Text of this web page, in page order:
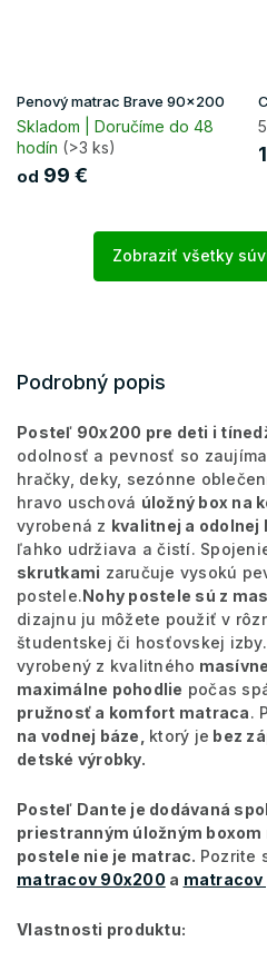
Penový matrac Brave 90x200
Skladom | Doručíme do 48
hodín (>3 ks)
od 99 €
Zobraziť všetky
Podrobný popis
Posteľ 90x200 pre deti i
odolnosť a pevnosť so
hračky, deky, sezónne
hravo uschová úložný box na
vyrobená z kvalitnej a odolnej
ľahko udržiava a čistí.
skrutkami zaručuje vysokú
postele.Nohy postele sú z
dizajnu ju môžete použiť v
študentskej či hosťovskej izby.
vyrobený z kvalitného
maximálne pohodlie počas
pružnosť a komfort matraca.
na vodnej báze, ktorý je bez
detské výrobky.
Posteľ Dante je dodávaná
priestranným úložným boxom
postele nie je matrac. Pozrite
matracov 90x200 a matracov
Vlastnosti produktu: